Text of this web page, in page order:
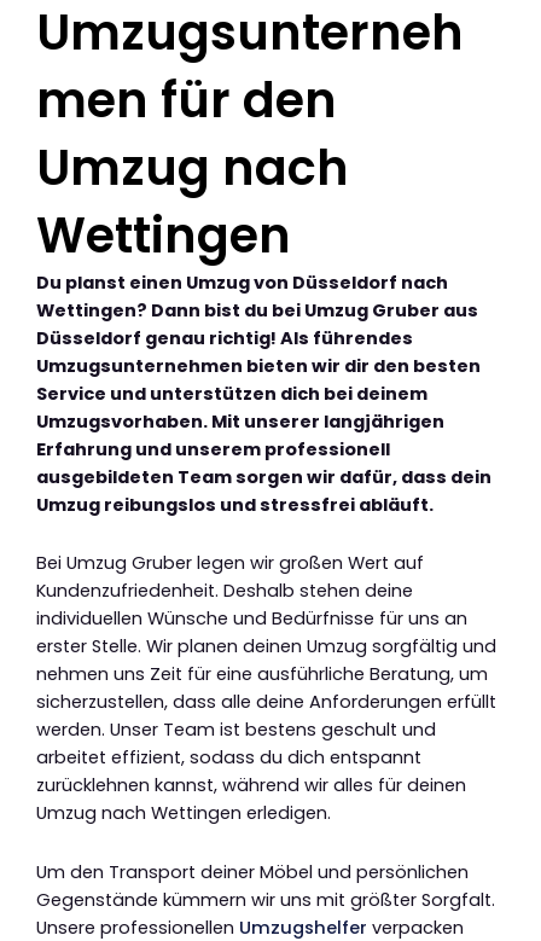
Umzugsunterneh
men für den
Umzug nach
Wettingen
Du planst einen Umzug von Düsseldorf nach
Wettingen? Dann bist du bei Umzug Gruber aus
Düsseldorf genau richtig! Als führendes
Umzugsunternehmen bieten wir dir den besten
Service und unterstützen dich bei deinem
Umzugsvorhaben. Mit unserer langjährigen
Erfahrung und unserem professionell
ausgebildeten Team sorgen wir dafür, dass dein
Umzug reibungslos und stressfrei abläuft.
Bei Umzug Gruber legen wir großen Wert auf
Kundenzufriedenheit. Deshalb stehen deine
individuellen Wünsche und Bedürfnisse für uns an
erster Stelle. Wir planen deinen Umzug sorgfältig und
nehmen uns Zeit für eine ausführliche Beratung, um
sicherzustellen, dass alle deine Anforderungen erfüllt
werden. Unser Team ist bestens geschult und
arbeitet effizient, sodass du dich entspannt
zurücklehnen kannst, während wir alles für deinen
Umzug nach Wettingen erledigen.
Um den Transport deiner Möbel und persönlichen
Gegenstände kümmern wir uns mit größter Sorgfalt.
Unsere professionellen Umzugshelfer verpacken